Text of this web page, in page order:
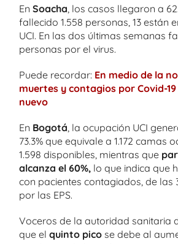
En Soacha , los casos llegaron a
fallecido 1.558 personas, 13 están
UCI. En las dos últimas semanas
personas por el virus.
Puede recordar: En medio de la
muertes y contagios por Covid-
nuevo
En Bogotá , la ocupación UCI
73.3% que equivale a 1.172 camas
1.598 disponibles, mientras que
alcanza el 60%, lo que indica que
con pacientes contagiados, de las
por las EPS.
Voceros de la autoridad sanitaria
que el quinto pico se debe al